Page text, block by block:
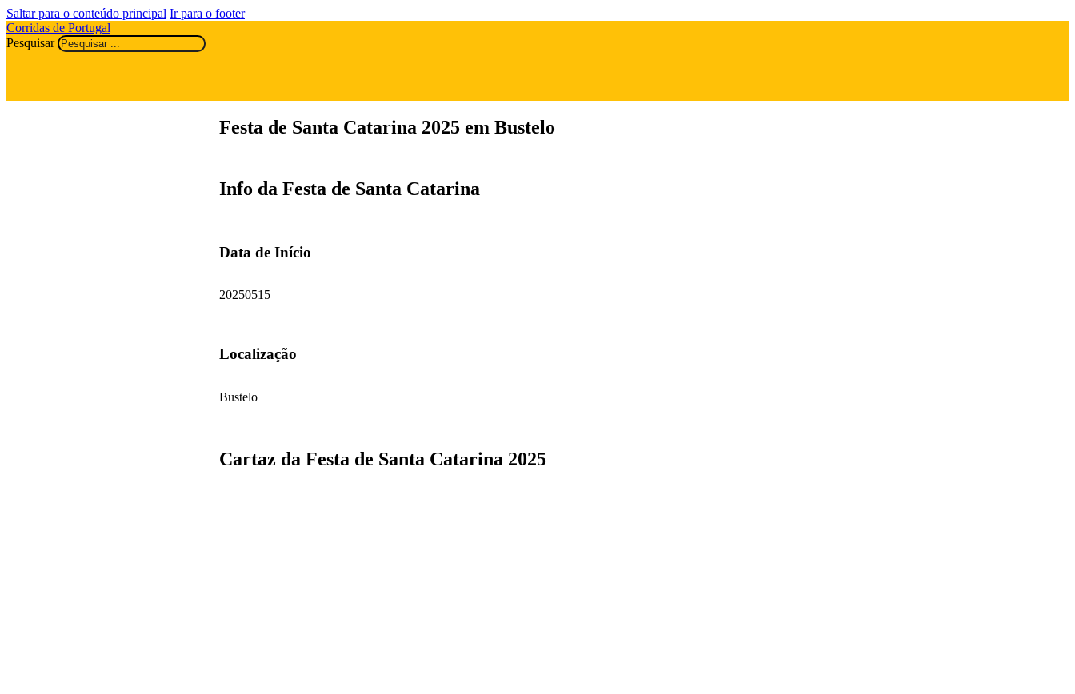
Saltar para o conteúdo principal Ir para o footer
Corridas de Portugal
Pesquisar
Festa de Santa Catarina 2025 em Bustelo
Info da Festa de Santa Catarina
Data de Início
20250515
Localização
Bustelo
Cartaz da Festa de Santa Catarina 2025